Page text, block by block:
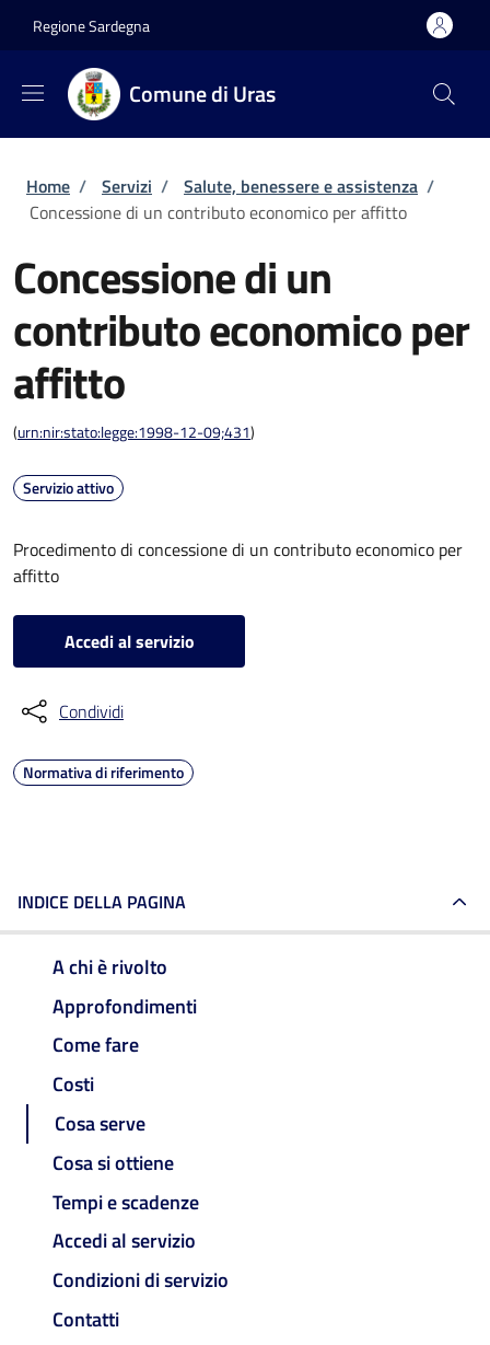
Regione Sardegna
Comune di Uras
Briciole di pane
Home / Servizi / Salute, benessere e assistenza /
Concessione di un contributo economico per affitto
Concessione di un
contributo economico per
affitto
(urn:nir:stato:legge:1998-12-09;431)
Servizio attivo
Procedimento di concessione di un contributo economico per
affitto
Accedi al servizio
Condividi
Normativa di riferimento
INDICE DELLA PAGINA
A chi è rivolto
Approfondimenti
Come fare
Costi
Cosa serve
Cosa si ottiene
Tempi e scadenze
Accedi al servizio
Condizioni di servizio
Contatti